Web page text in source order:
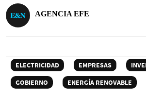
AGENCIA EFE
ELECTRICIDAD EMPRESAS
GOBIERNO
ENERGÍA RENOVABLE